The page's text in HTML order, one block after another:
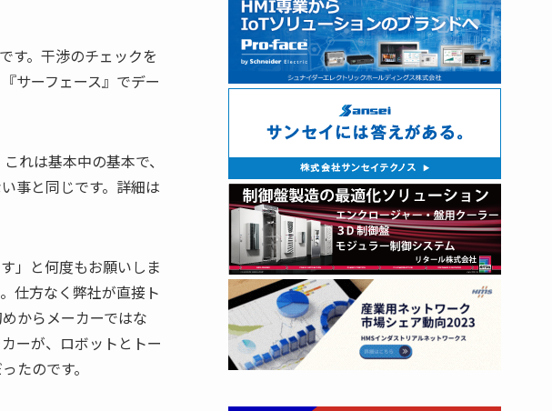
す。干渉のチェックを
サーフェース』でデー
れは基本中の基本で、
事と同じです。詳細は
」と何度もお願いしま
仕方なく弊社が直接ト
からメーカーではな
ーが、ロボットとトー
たのです。